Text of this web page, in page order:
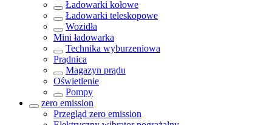
Ładowarki kołowe
Ładowarki teleskopowe
Wozidła
Mini ładowarka
Technika wyburzeniowa
Prądnica
Magazyn prądu
Oświetlenie
Pompy
zero emission
Przegląd zero emission